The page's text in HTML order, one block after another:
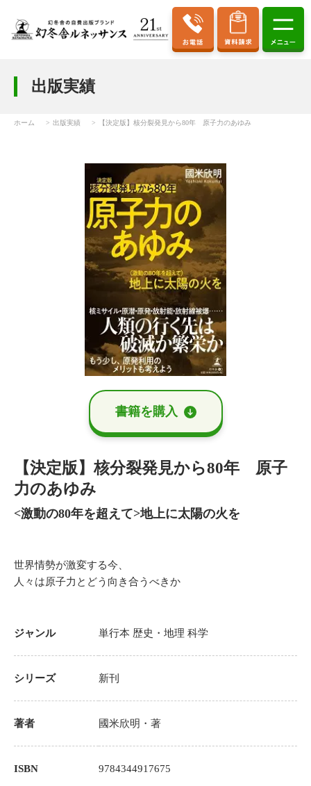
出版実績
ホーム 出版実績 【決定版】核分裂発見から80年 原子力のあゆみ
書籍を購⼊
【決定版】核分裂発見から80年 原子
力のあゆみ
<激動の80年を超えて>地上に太陽の火を
世界情勢が激変する今、
人々は原子力とどう向き合うべきか
ジャンル 単行本 歴史・地理 科学
シリーズ 新刊
著者 國米欣明 ・著
ISBN 9784344917675